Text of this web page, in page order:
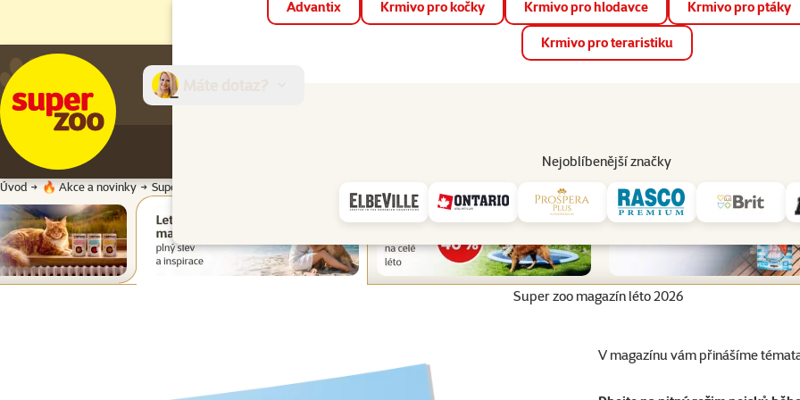
📱 Stáhněte si novou aplikaci Super zoo.Více informací
Advantix Krmivo pro kočky Krmivo pro hlodavce Krmivo pro ptáky
Krmivo pro teraristiku
Nejoblíbenější značky
Prodejny Služby
Úvod 🔥 Akce a novinky Super zoo magazín léto 2026
Super zoo magazín léto 2026
V magazínu vám přinášíme